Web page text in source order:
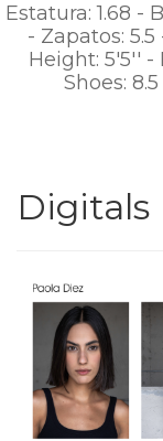
Estatura: 1.68 -
- Zapatos:
Height: 5'5'' -
Shoes:
Digitals